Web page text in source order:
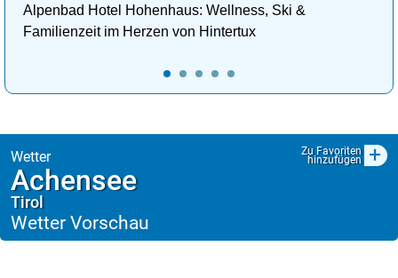
Alpenbad Hotel Hohenhaus: Wellness, Ski &
Familienzeit im Herzen von Hintertux
Zu Favoriten
hinzufügen +
Achensee
Tirol